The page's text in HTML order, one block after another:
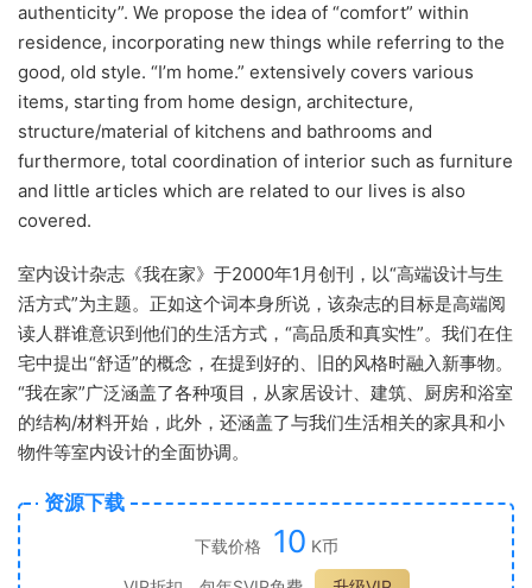
authenticity”. We propose the idea of “comfort” within
residence, incorporating new things while referring to the
good, old style. “I’m home.” extensively covers various
items, starting from home design, architecture,
structure/material of kitchens and bathrooms and
furthermore, total coordination of interior such as furniture
and little articles which are related to our lives is also
covered.
室内设计杂志《我在家》于2000年1月创刊，以“高端设计与生
活方式”为主题。 正如这个词本身所说，该杂志的目标是高端阅
读人群谁意识到他们的生活方式，“高品质和真实性”。 我们在住
宅中提出“舒适”的概念，在提到好的、旧的风格时融入新事物。
“我在家”广泛涵盖了各种项目，从家居设计、建筑、厨房和浴室
的结构/材料开始，此外，还涵盖了与我们生活相关的家具和小
物件等室内设计的全面协调。
资源下载
下载价格 10 K币